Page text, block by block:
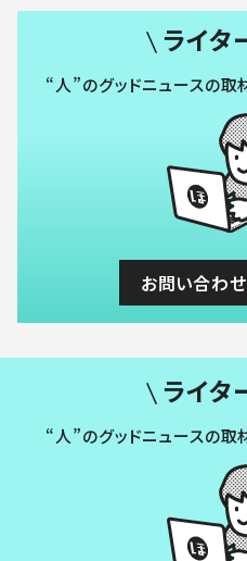
ライタ
“人”のグッドニュースの取
お問い合わ
ライタ
“人”のグッドニュースの取